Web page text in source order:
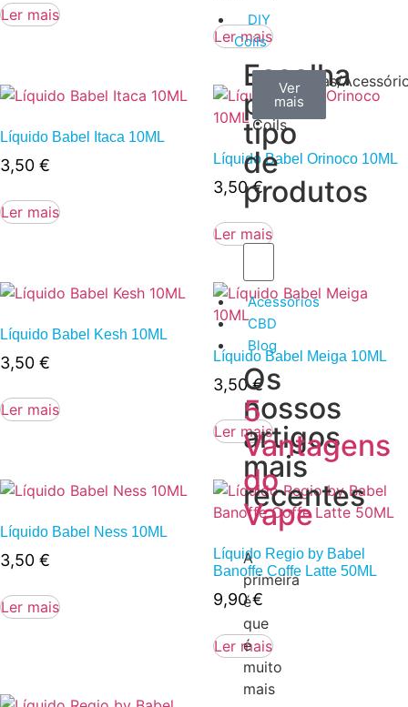
DIY
Coils
Escolha
por
tipo
de
produtos
Arame
Coils
Ver
mais
Algodão
Ver
mais
Ferramentas/
Ver
mais
Acessórios
CBD
Blog
Os
nossos
artigos
mais
recentes
5
Vantagens
do
Vape
A
primeira
é
que
é
muito
mais
Ler mais
Ler mais
Líquido Babel Itaca 10ML
3,50 €
Ler mais
Líquido Babel Orinoco 10ML
3,50€
Ler mais
Líquido Babel Kesh 10ML
3,50 €
Ler mais
Líquido Babel Meiga 10ML
3,50€
Ler mais
Líquido Babel Ness 10ML
3,50 €
Ler mais
Líquido Regio by Babel
Banoffe Coffe Latte 50ML
9,90€
Ler mais